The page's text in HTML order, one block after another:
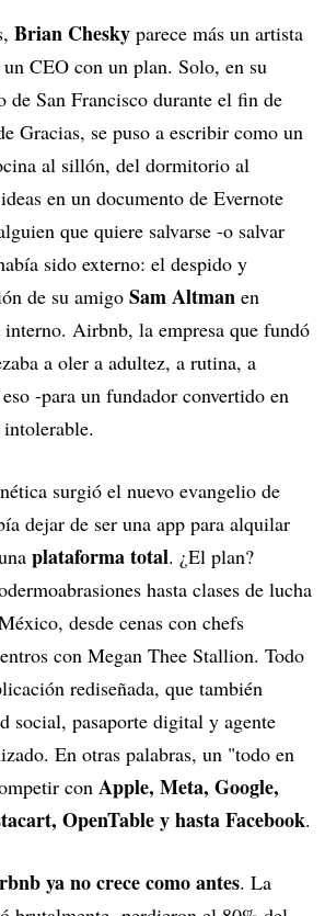
Brian Chesky parece más un artista
CEO con un plan. Solo, en su
de San Francisco durante el fin de
Gracias, se puso a escribir como un
al sillón, del dormitorio al
en un documento de Evernote
que quiere salvarse -o salvar
sido externo: el despido y
de su amigo Sam Altman en
Airbnb, la empresa que fundó
a oler a adultez, a rutina, a
-para un fundador convertido en
surgió el nuevo evangelio de
dejar de ser una app para alquilar
plataforma total. ¿El plan?
hasta clases de lucha
desde cenas con chefs
con Megan Thee Stallion. Todo
rediseñada, que también
social, pasaporte digital y agente
En otras palabras, un "todo en
con Apple, Meta, Google,
OpenTable y hasta Facebook.
ya no crece como antes. La